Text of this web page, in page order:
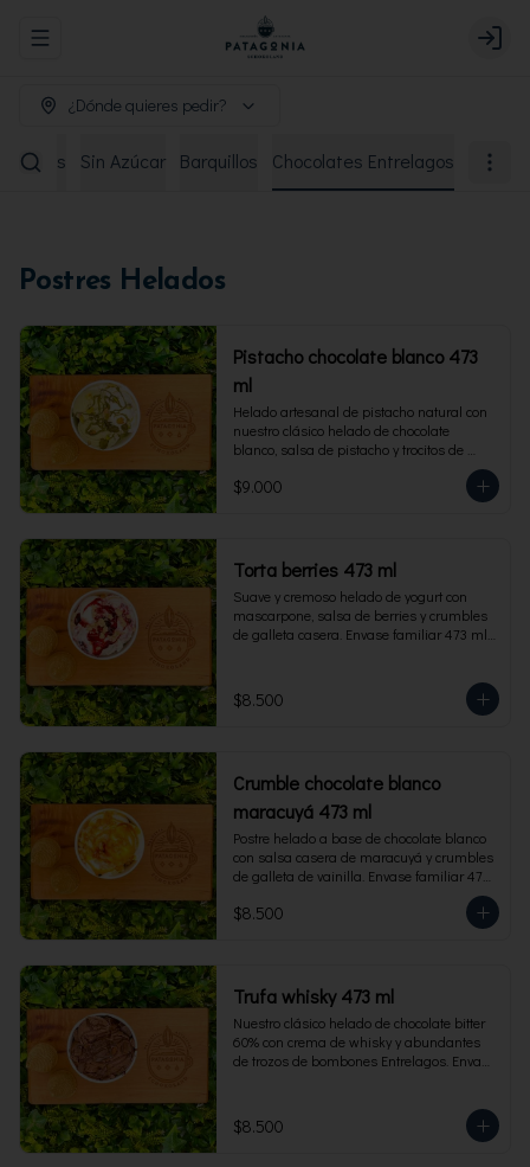
Abrir menu de navegación Login
¿Dónde quieres pedir?
Sin Azúcar Barquillos Chocolates Entrelagos
Postres Helados
Pistacho chocolate blanco 473
ml
Helado artesanal de pistacho natural con
nuestro clásico helado de chocolate
blanco, salsa de pistacho y trocitos de
pistacho. Envase familiar 473 ml, rinde 4
porciones.
$9.000
Torta berries 473 ml
Suave y cremoso helado de yogurt con
mascarpone, salsa de berries y crumbles
de galleta casera. Envase familiar 473 ml,
$8.500
Crumble chocolate blanco
maracuyá 473 ml
Postre helado a base de chocolate blanco
con salsa casera de maracuyá y crumbles
de galleta de vainilla. Envase familiar 473
$8.500
Trufa whisky 473 ml
Nuestro clásico helado de chocolate bitter
60% con crema de whisky y abundantes
de trozos de bombones Entrelagos. Envase
$8.500